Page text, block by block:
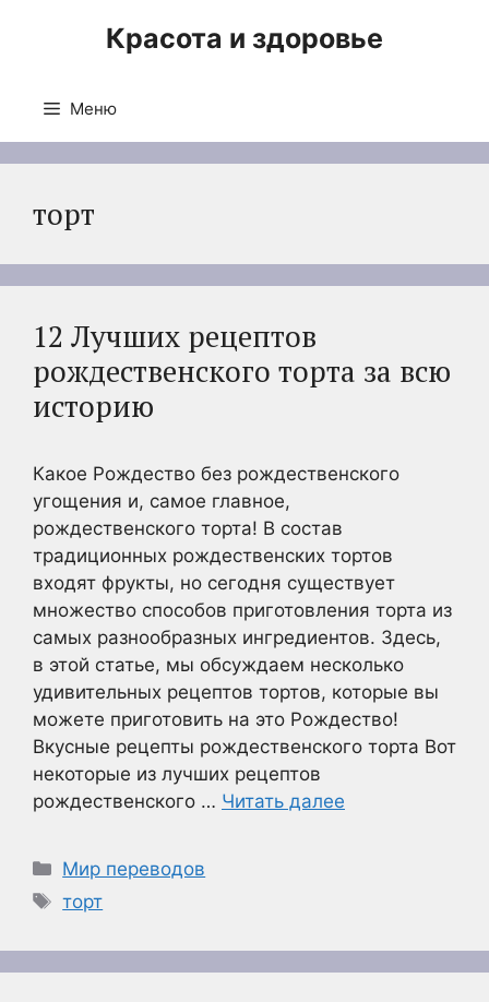
Красота и здоровье
Меню
торт
12 Лучших рецептов
рождественского торта за всю
историю
Какое Рождество без рождественского
угощения и, самое главное,
рождественского торта! В состав
традиционных рождественских тортов
входят фрукты, но сегодня существует
множество способов приготовления торта из
самых разнообразных ингредиентов. Здесь,
в этой статье, мы обсуждаем несколько
удивительных рецептов тортов, которые вы
можете приготовить на это Рождество!
Вкусные рецепты рождественского торта Вот
некоторые из лучших рецептов
рождественского … Читать далее
Рубрики
Мир переводов
Метки
торт